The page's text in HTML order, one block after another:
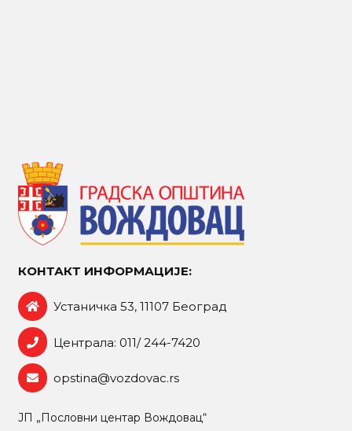
КОНТАКТ ИНФОРМАЦИЈЕ:
Устаничка 53, 11107 Београд
Централа: 011/ 244-7420
opstina@vozdovac.rs
ЈП „Пословни центар Вождовац“